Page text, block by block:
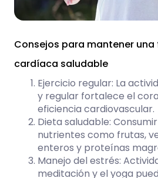
Consejos para mantener una
cardíaca saludable
Ejercicio regular: La
y regular fortalece el
eficiencia cardiovascular.
Dieta saludable:
nutrientes como frutas,
enteros y proteínas
Manejo del estrés:
meditación y el yoga